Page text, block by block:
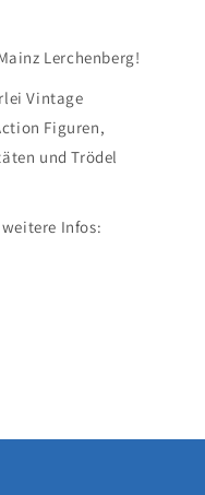
Lerchenberg!
Vintage
Figuren,
und Trödel
Infos: